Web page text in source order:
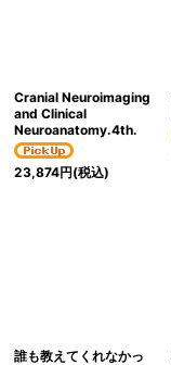
Cranial Neuroimaging
and Clinical
Neuroanatomy.4th.
23,874円(税込)
誰も教えてくれなかっ